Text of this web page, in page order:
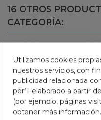
16 OTROS
CATEGORÍA:
Utilizamos cookies
nuestros servicios, con
publicidad relacionada
perfil elaborado a partir
(por ejemplo, páginas
obtener más información.